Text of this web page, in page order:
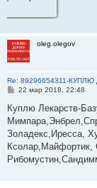
oleg.olegov
Re: 89296654311-
С
о
б
щ
е
и
е
22 мар 2018, 22:48
Куплю Лекарств-
Золадекс,Иресса,
Ксолар,Майфортик,